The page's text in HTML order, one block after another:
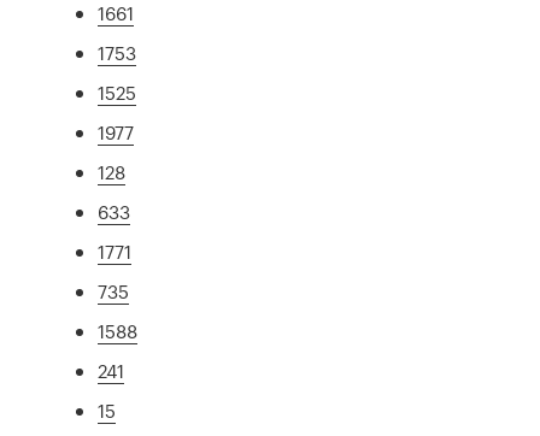
1661
1753
1525
1977
128
633
1771
735
1588
241
15